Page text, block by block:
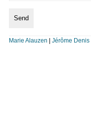
Marie Alauzen Jérôme Denis|